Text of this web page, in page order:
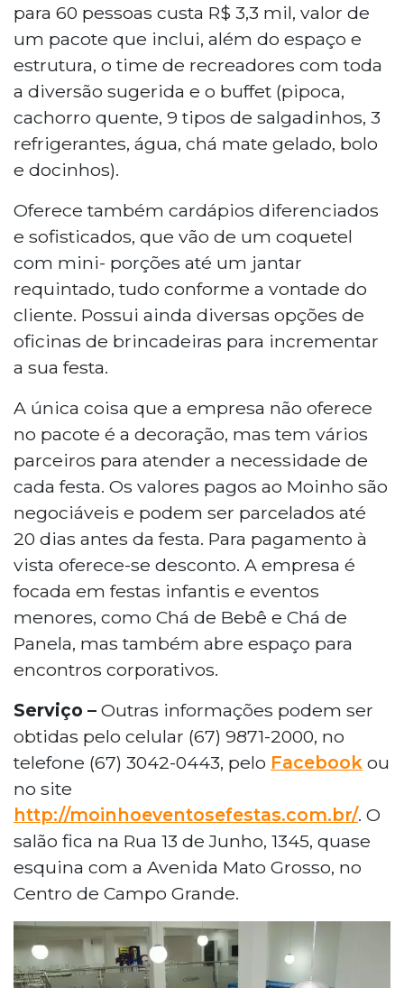
para 60 pessoas custa R$ 3,3 mil, valor de
um pacote que inclui, além do espaço e
estrutura, o time de recreadores com toda
a diversão sugerida e o buffet (pipoca,
cachorro quente, 9 tipos de salgadinhos, 3
refrigerantes, água, chá mate gelado, bolo
e docinhos).
Oferece também cardápios diferenciados
e sofisticados, que vão de um coquetel
com mini- porções até um jantar
requintado, tudo conforme a vontade do
cliente. Possui ainda diversas opções de
oficinas de brincadeiras para incrementar
a sua festa.
A única coisa que a empresa não oferece
no pacote é a decoração, mas tem vários
parceiros para atender a necessidade de
cada festa. Os valores pagos ao Moinho são
negociáveis e podem ser parcelados até
20 dias antes da festa. Para pagamento à
vista oferece-se desconto. A empresa é
focada em festas infantis e eventos
menores, como Chá de Bebê e Chá de
Panela, mas também abre espaço para
encontros corporativos.
Serviço – Outras informações podem ser
obtidas pelo celular (67) 9871-2000, no
telefone (67) 3042-0443, pelo Facebook ou
no site
http://moinhoeventosefestas.com.br/. O
salão fica na Rua 13 de Junho, 1345, quase
esquina com a Avenida Mato Grosso, no
Centro de Campo Grande.